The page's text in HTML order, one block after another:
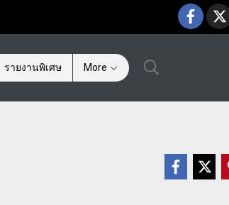
รายงานพิเศษ More